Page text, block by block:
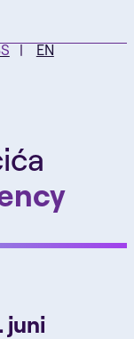
EN
juni